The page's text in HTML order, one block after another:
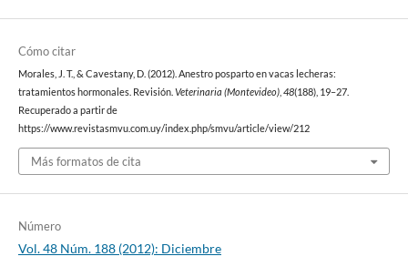
Cómo citar
Morales, J. T., & Cavestany, D. (2012). Anestro posparto en vacas lecheras:
tratamientos hormonales. Revisión. Veterinaria (Montevideo), 48(188), 19–27.
Recuperado a partir de
https://www.revistasmvu.com.uy/index.php/smvu/article/view/212
Más formatos de cita
Número
Vol. 48 Núm. 188 (2012): Diciembre